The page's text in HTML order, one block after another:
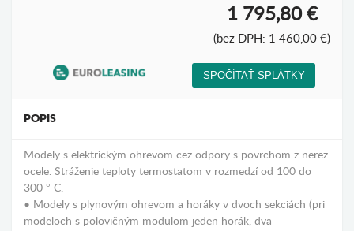
1 795,80 €
(bez DPH: 1 460,00 €)
POPIS
Modely s elektrickým ohrevom cez odpory s povrchom z nerez
ocele. Stráženie teploty termostatom v rozmedzí od 100 do
300 ° C.
• Modely s plynovým ohrevom a horáky v dvoch sekciách (pri
modeloch s polovičným modulom jeden horák, dva